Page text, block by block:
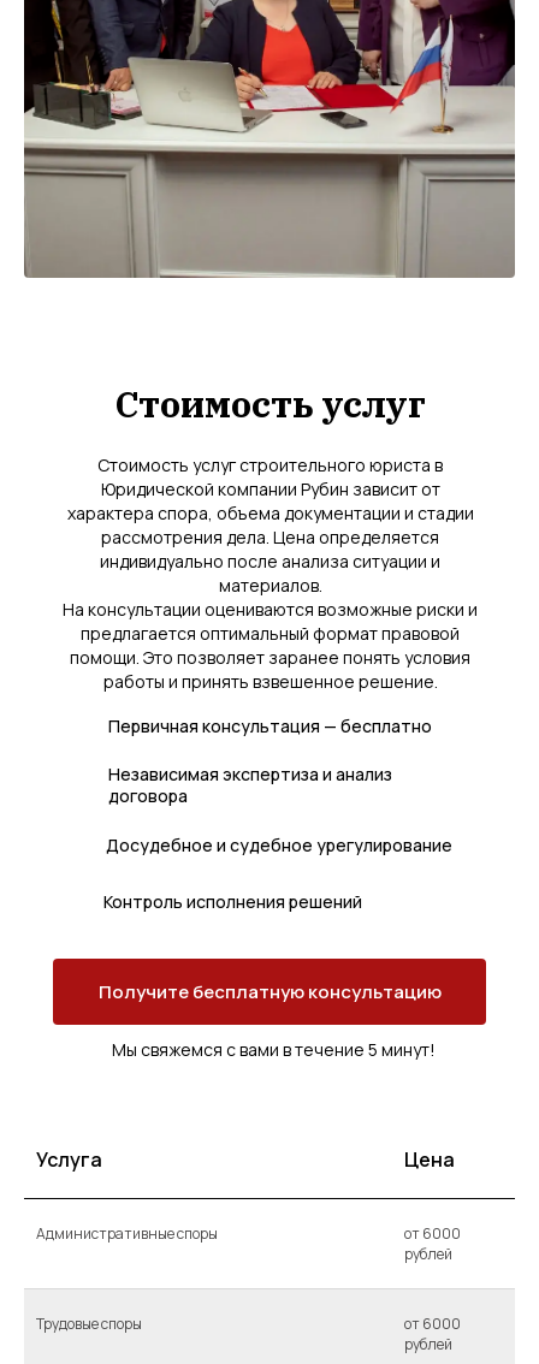
Получите бесплатную консультацию
Мы свяжемся с вами в течение 5 минут!
Стоимость услуг
Стоимость услуг строительного юриста в
Юридической компании Рубин зависит от
характера спора, объема документации и стадии
рассмотрения дела. Цена определяется
индивидуально после анализа ситуации и
материалов.
На консультации оцениваются возможные риски и
предлагается оптимальный формат правовой
помощи. Это позволяет заранее понять условия
работы и принять взвешенное решение.
Первичная консультация — бесплатно
Независимая экспертиза и анализ
договора
Досудебное и судебное урегулирование
Контроль исполнения решений
Услуга Цена
Административные споры
от 6000
рублей
Трудовые споры
от 6000
рублей